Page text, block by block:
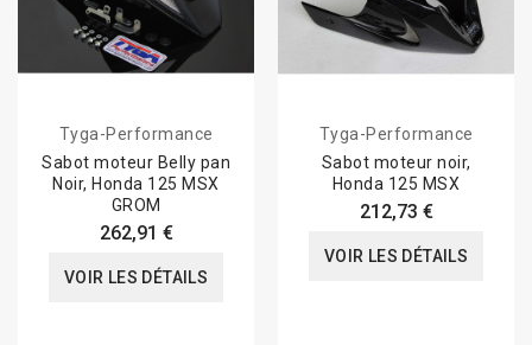
Tyga-Performance
Sabot moteur Belly pan
Noir, Honda 125 MSX
GROM
262,91 €
VOIR LES DÉTAILS
Tyga-Performance
Sabot moteur noir,
Honda 125 MSX
212,73 €
VOIR LES DÉTAILS